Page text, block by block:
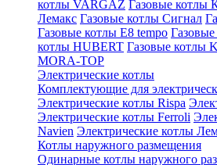
котлы VARGAZ Газовые котлы
Лемакс Газовые котлы Сигнал
Газовые котлы E8 tempo
котлы HUBERT Газовые котлы
MORA-TOP
Электрические котлы
Комплектующие для
Электрические котлы Rispa
Электрические котлы Ferroli
Navien Электрические котлы
Котлы наружного размещения
Одинарные котлы наружного